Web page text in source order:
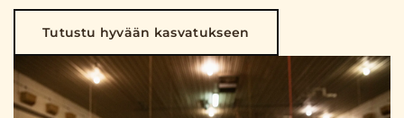
Tutustu hyvään kasvatukseen